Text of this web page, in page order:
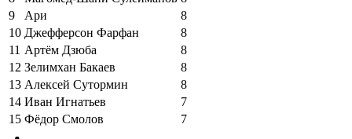
9
Ари
8
10 Джефферсон Фарфан
8
11 Артём Дзюба
8
12 Зелимхан Бакаев
8
13 Алексей Сутормин
8
14 Иван Игнатьев
7
15 Фёдор Смолов 7